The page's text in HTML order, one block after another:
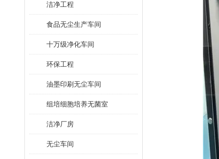
洁净工程
食品无尘生产车间
十万级净化车间
环保工程
油墨印刷无尘车间
组培细胞培养无菌室
洁净厂房
无尘车间